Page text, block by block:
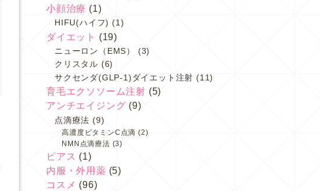
小顔治療 (1)
HIFU(ハイフ) (1)
ダイエット (19)
ニューロン（EMS）
(3)
クリスタル (6)
サクセンダ(GLP-1)ダイエット注射 (11)
育毛エクソソーム注射 (5)
アンチエイジング (9)
点滴療法 (9)
高濃度ビタミンC点滴 (2)
NMN点滴療法 (3)
ピアス (1)
内服・外用薬 (5)
コスメ (96)